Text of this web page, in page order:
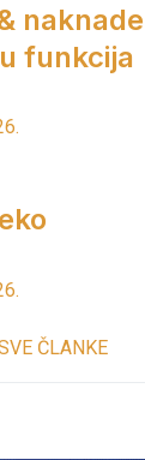
funkcija
ČLANKE
Dan državnosti